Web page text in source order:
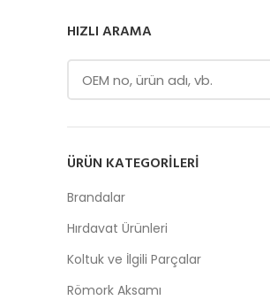
HIZLI ARAMA
ÜRÜN KATEGORILERI
Brandalar
Hırdavat Ürünleri
Koltuk ve İlgili Parçalar
Römork Aksamı